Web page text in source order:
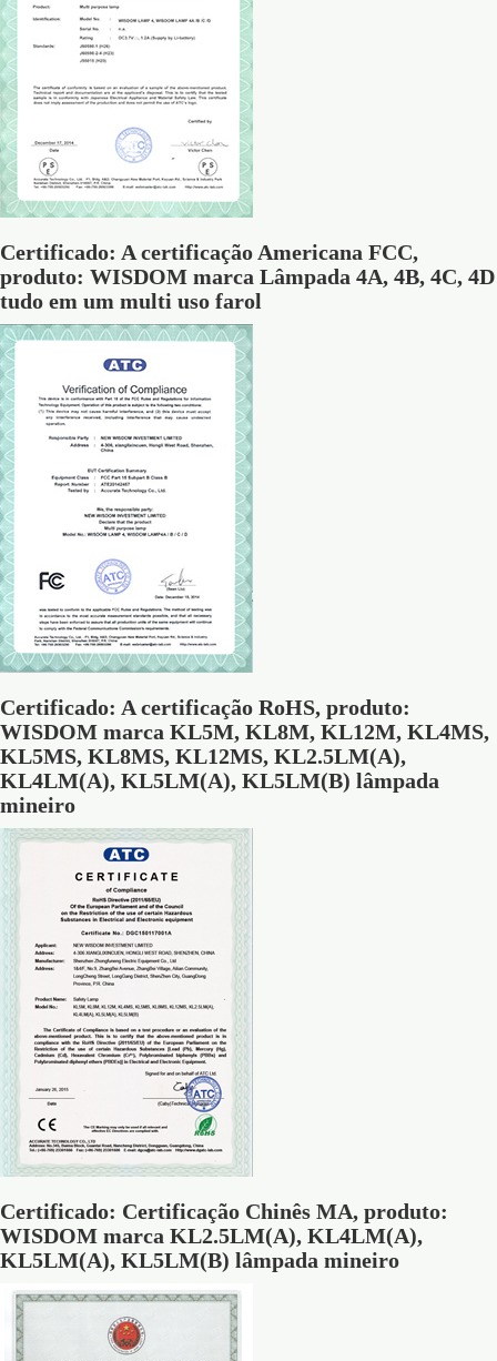
Certificado: A certificação Americana FCC,
produto: WISDOM marca Lâmpada 4A, 4B, 4C, 4D
tudo em um multi uso farol
Certificado: A certificação RoHS, produto:
WISDOM marca KL5M, KL8M, KL12M, KL4MS,
KL5MS, KL8MS, KL12MS, KL2.5LM(A),
KL4LM(A), KL5LM(A), KL5LM(B) lâmpada
mineiro
Certificado: Certificação Chinês MA, produto:
WISDOM marca KL2.5LM(A), KL4LM(A),
KL5LM(A), KL5LM(B) lâmpada mineiro